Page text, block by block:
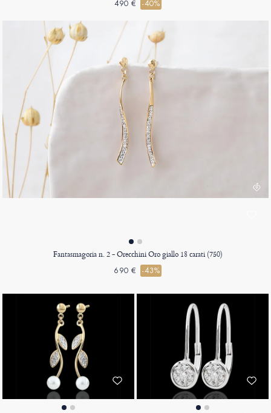
490 € -40%
Fantasmagoria n. 2 - Orecchini Oro giallo 18 carati (750)
690 € -43%